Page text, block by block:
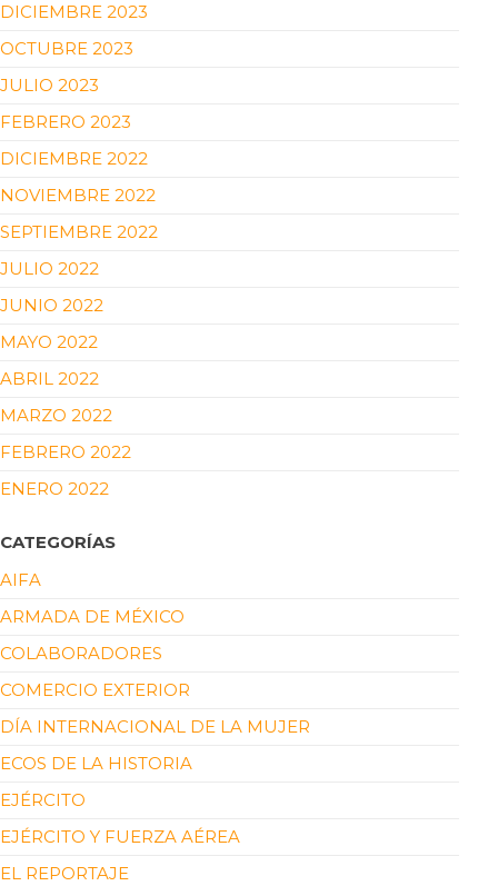
DICIEMBRE 2023
OCTUBRE 2023
JULIO 2023
FEBRERO 2023
DICIEMBRE 2022
NOVIEMBRE 2022
SEPTIEMBRE 2022
JULIO 2022
JUNIO 2022
MAYO 2022
ABRIL 2022
MARZO 2022
FEBRERO 2022
ENERO 2022
CATEGORÍAS
AIFA
ARMADA DE MÉXICO
COLABORADORES
COMERCIO EXTERIOR
DÍA INTERNACIONAL DE LA MUJER
ECOS DE LA HISTORIA
EJÉRCITO
EJÉRCITO Y FUERZA AÉREA
EL REPORTAJE